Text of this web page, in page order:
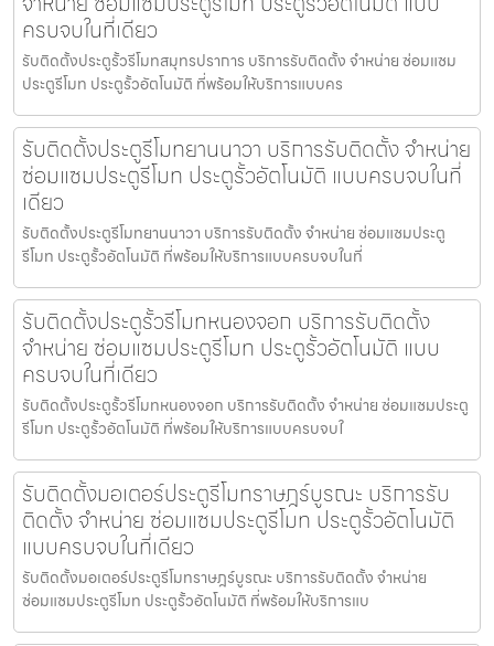
ครบจบในที่เดียว
รับติดตั้งประตูรั้วรีโมทสมุทรปราการ บริการรับติดตั้ง จำหน่าย ซ่อมแซม
ประตูรีโมท ประตูรั้วอัตโนมัติ ที่พร้อมให้บริการแบบคร
รับติดตั้งประตูรีโมทยานนาวา บริการรับติดตั้ง จำหน่าย
ซ่อมแซมประตูรีโมท ประตูรั้วอัตโนมัติ แบบครบจบในที่
เดียว
รับติดตั้งประตูรีโมทยานนาวา บริการรับติดตั้ง จำหน่าย ซ่อมแซมประตู
รีโมท ประตูรั้วอัตโนมัติ ที่พร้อมให้บริการแบบครบจบในที่
รับติดตั้งประตูรั้วรีโมทหนองจอก บริการรับติดตั้ง
จำหน่าย ซ่อมแซมประตูรีโมท ประตูรั้วอัตโนมัติ แบบ
ครบจบในที่เดียว
รับติดตั้งประตูรั้วรีโมทหนองจอก บริการรับติดตั้ง จำหน่าย ซ่อมแซมประตู
รีโมท ประตูรั้วอัตโนมัติ ที่พร้อมให้บริการแบบครบจบใ
รับติดตั้งมอเตอร์ประตูรีโมทราษฎร์บูรณะ บริการรับ
ติดตั้ง จำหน่าย ซ่อมแซมประตูรีโมท ประตูรั้วอัตโนมัติ
แบบครบจบในที่เดียว
รับติดตั้งมอเตอร์ประตูรีโมทราษฎร์บูรณะ บริการรับติดตั้ง จำหน่าย
ซ่อมแซมประตูรีโมท ประตูรั้วอัตโนมัติ ที่พร้อมให้บริการแบ